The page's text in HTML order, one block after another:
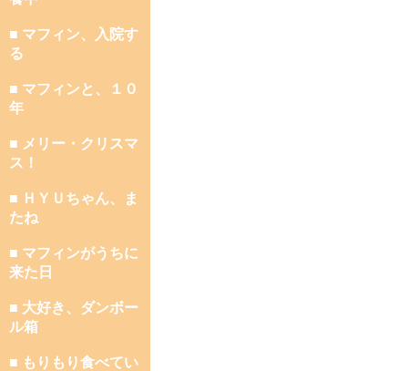
■ マフィン、入院す
る
■ マフィンと、１０
年
■ メリー・クリスマ
ス！
■ ＨＹＵちゃん、ま
たね
■ マフィンがうちに
来た日
■ 大好き、ダンボー
ル箱
■ もりもり食べてい